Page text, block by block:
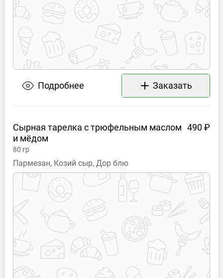
Подробнее Заказать
Сырная тарелка с трюфельным маслом
и мёдом
490 ₽
80 гр
Пармезан, Козий сыр, Дор блю